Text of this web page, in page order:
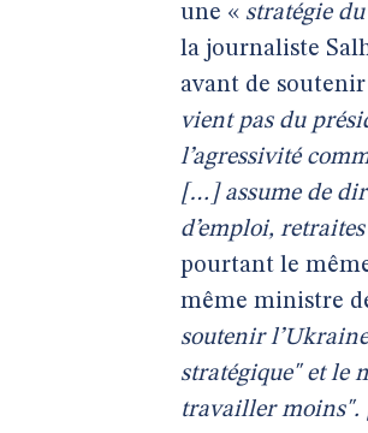
une « stratégie
la journaliste
avant de
vient pas du
l’agressivité
[…] assume de
d’emploi,
pourtant le
même ministre
soutenir
stratégique" et le
travailler moins".